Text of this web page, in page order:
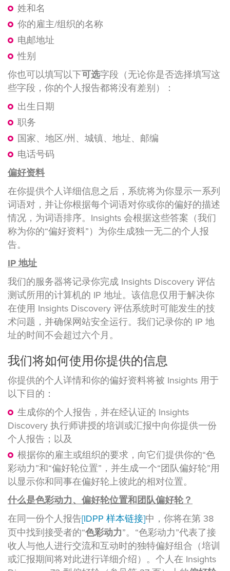
姓和名
你的雇主/组织的名称
电邮地址
性别
你也可以填写以下可选字段（无论你是否选择填写这
些字段，你的个人报告都将没有差别）：
出生日期
职务
国家、地区/州、城镇、地址、邮编
电话号码
偏好资料
在你提供个人详细信息之后，系统将为你显示一系列
词语对，并让你根据每个词语对你或你的偏好的描述
情况，为词语排序。Insights 会根据这些答案（我们
称为你的“偏好资料”）为你生成独一无二的个人报
告。
IP 地址
我们的服务器将记录你完成 Insights Discovery 评估
测试所用的计算机的 IP 地址。该信息仅用于解决你
在使用 Insights Discovery 评估系统时可能发生的技
术问题，并确保网站安全运行。我们记录你的 IP 地
址的时间不会超过六个月。
我们将如何使用你提供的信息
你提供的个人详情和你的偏好资料将被 Insights 用于
以下目的：
生成你的个人报告，并在经认证的 Insights
Discovery 执行师讲授的培训或汇报中向你提供一份
个人报告；以及
根据你的雇主或组织的要求，向它们提供你的“色
彩动力”和“偏好轮位置”，并生成一个“团队偏好轮”用
以显示你和同事在偏好轮上彼此的相对位置。
什么是色彩动力、偏好轮位置和团队偏好轮？
在同一份个人报告[IDPP 样本链接]中，你将在第 38
页中找到接受者的“色彩动力”。“色彩动力”代表了接
收人与他人进行交流和互动时的独特偏好组合（培训
或汇报期间将对此进行详细介绍）。个人在 Insights